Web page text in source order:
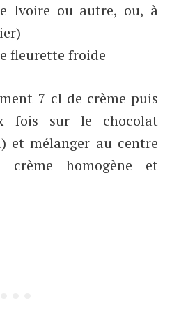
Ivoire ou autre, ou, à
fleurette froide
7 cl de crème puis
fois sur le chocolat
et mélanger au centre
homogène et